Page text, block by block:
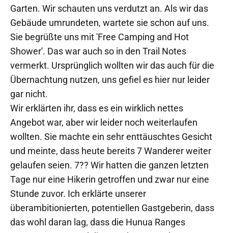
Garten. Wir schauten uns verdutzt an. Als wir das
Gebäude umrundeten, wartete sie schon auf uns.
Sie begrüßte uns mit 'Free Camping and Hot
Shower'. Das war auch so in den Trail Notes
vermerkt. Ursprünglich wollten wir das auch für die
Übernachtung nutzen, uns gefiel es hier nur leider
gar nicht.
Wir erklärten ihr, dass es ein wirklich nettes
Angebot war, aber wir leider noch weiterlaufen
wollten. Sie machte ein sehr enttäuschtes Gesicht
und meinte, dass heute bereits 7 Wanderer weiter
gelaufen seien. 7?? Wir hatten die ganzen letzten
Tage nur eine Hikerin getroffen und zwar nur eine
Stunde zuvor. Ich erklärte unserer
überambitionierten, potentiellen Gastgeberin, dass
das wohl daran lag, dass die Hunua Ranges